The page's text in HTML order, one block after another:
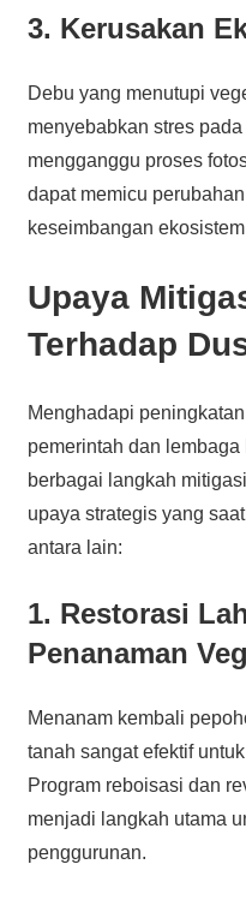
3. Kerusakan
Debu yang menutupi
menyebabkan stres
mengganggu proses
dapat memicu
keseimbangan
Upaya
Terhadap
Menghadapi
pemerintah dan
berbagai langkah
upaya strategis yang
antara lain:
1. Restorasi
Penanaman
Menanam kembali
tanah sangat efektif
Program reboisasi dan
menjadi langkah utama
penggurunan.